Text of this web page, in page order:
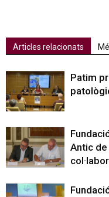
Articles relacionats
Patim
Antic de